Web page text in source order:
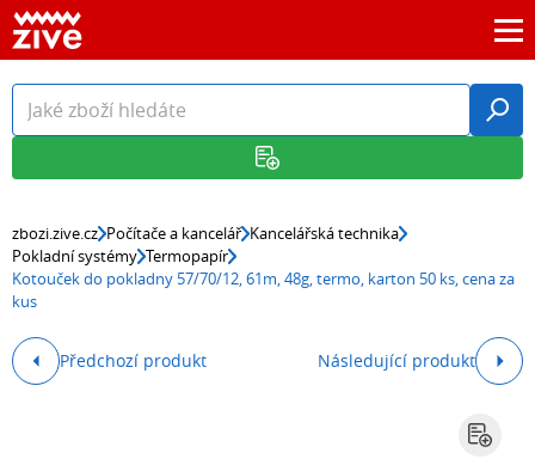
zbozi.zive.cz Počítače a kancelář Kancelářská technika
Pokladní systémy Termopapír
Kotouček do pokladny 57/70/12, 61m, 48g, termo, karton 50 ks, cena za
kus
Předchozí produkt Následující produkt